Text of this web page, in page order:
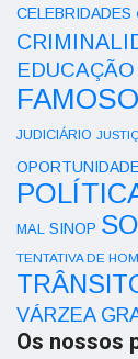
CELEBRIDADES
EDUCAÇÃO
JUDICIÁRIO
OPORTUNIDADE
MAL SINOP
TENTATIVA DE
VÁRZEA
Os nossos